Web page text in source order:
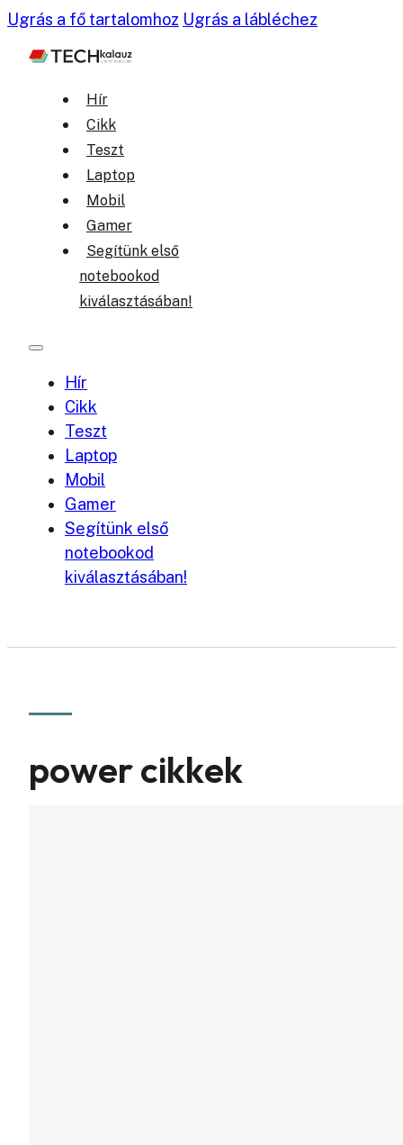
Ugrás a fő tartalomhoz Ugrás a lábléchez
Hír
Cikk
Teszt
Laptop
Mobil
Gamer
Segítünk első
notebookod
kiválasztásában!
Hír
Cikk
Teszt
Laptop
Mobil
Gamer
Segítünk első
notebookod
kiválasztásában!
power cikkek